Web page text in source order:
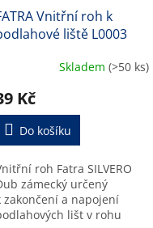
Vnitřní roh k
liště L0003
Skladem (>50 ks)
Kč
Do košíku
roh Fatra SILVERO
zámecký určený
zakončení a napojení
lišt v rohu